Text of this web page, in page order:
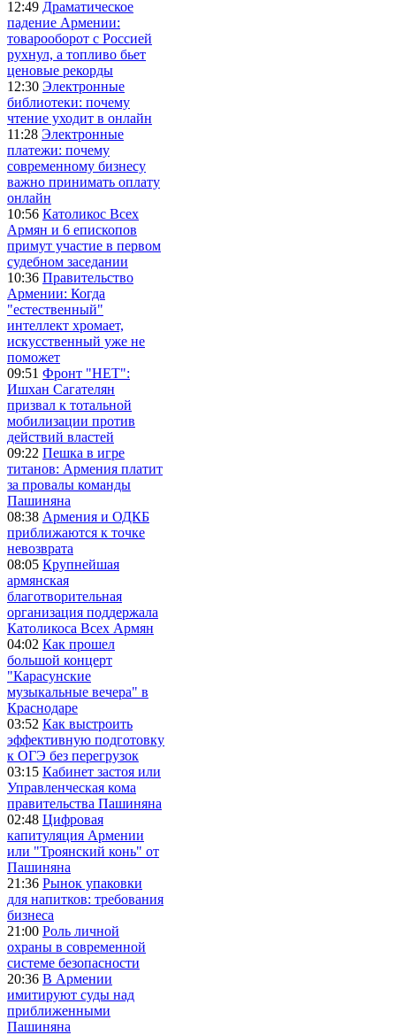
12:49 Драматическое
падение Армении:
товарооборот с Россией
рухнул, а топливо бьет
ценовые рекорды
12:30 Электронные
библиотеки: почему
чтение уходит в онлайн
11:28 Электронные
платежи: почему
современному бизнесу
важно принимать оплату
онлайн
10:56 Католикос Всех
Армян и 6 епископов
примут участие в первом
судебном заседании
10:36 Правительство
Армении: Когда
"естественный"
интеллект хромает,
искусственный уже не
поможет
09:51 Фронт "НЕТ":
Ишхан Сагателян
призвал к тотальной
мобилизации против
действий властей
09:22 Пешка в игре
титанов: Армения платит
за провалы команды
Пашиняна
08:38 Армения и ОДКБ
приближаются к точке
невозврата
08:05 Крупнейшая
армянская
благотворительная
организация поддержала
Католикоса Всех Армян
04:02 Как прошел
большой концерт
"Карасунские
музыкальные вечера" в
Краснодаре
03:52 Как выстроить
эффективную подготовку
к ОГЭ без перегрузок
03:15 Кабинет застоя или
Управленческая кома
правительства Пашиняна
02:48 Цифровая
капитуляция Армении
или "Троянский конь" от
Пашиняна
21:36 Рынок упаковки
для напитков: требования
бизнеса
21:00 Роль личной
охраны в современной
системе безопасности
20:36 В Армении
имитируют суды над
приближенными
Пашиняна